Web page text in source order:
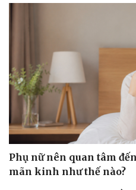
Phụ nữ nên quan tâm
mãn kinh như thế nào?